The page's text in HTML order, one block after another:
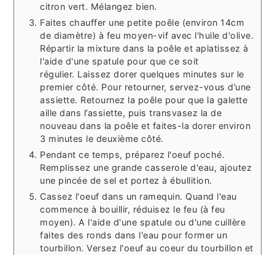
citron vert. Mélangez bien.
Faites chauffer une petite poêle (environ 14cm
de diamètre) à feu moyen-vif avec l'huile d'olive.
Répartir la mixture dans la poêle et aplatissez à
l'aide d'une spatule pour que ce soit
régulier. Laissez dorer quelques minutes sur le
premier côté. Pour retourner, servez-vous d’une
assiette. Retournez la poêle pour que la galette
aille dans l’assiette, puis transvasez la de
nouveau dans la poêle et faites-la dorer environ
3 minutes le deuxième côté.
Pendant ce temps, préparez l'oeuf poché.
Remplissez une grande casserole d'eau, ajoutez
une pincée de sel et portez à ébullition.
Cassez l'oeuf dans un ramequin. Quand l'eau
commence à bouillir, réduisez le feu (à feu
moyen). A l'aide d'une spatule ou d'une cuillère
faites des ronds dans l'eau pour former un
tourbillon. Versez l'oeuf au coeur du tourbillon et